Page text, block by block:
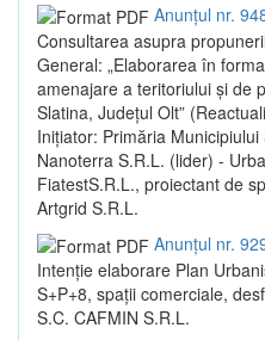
Anunțul nr.
Consultarea asupra
General: „Elaborarea în
amenajare a teritoriului și de
Slatina, Județul Olt”
Inițiator: Primăria
Nanoterra S.R.L. (lider) -
FiatestS.R.L., proiectant de
Artgrid S.R.L.
Anunțul nr.
Intenție elaborare Plan
S+P+8, spații comerciale,
S.C. CAFMIN S.R.L.